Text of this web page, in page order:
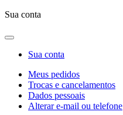
Sua conta
Sua conta
Meus pedidos
Trocas e cancelamentos
Dados pessoais
Alterar e-mail ou telefone